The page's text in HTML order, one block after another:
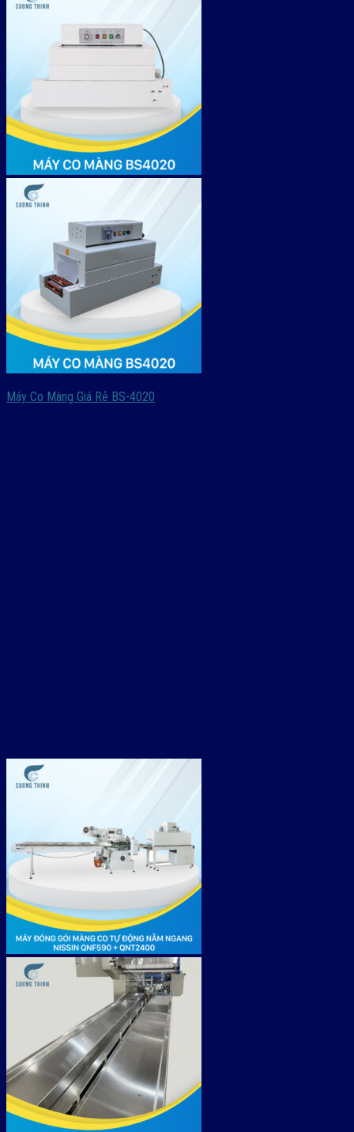
Máy Co Màng Giá Rẻ BS-4020